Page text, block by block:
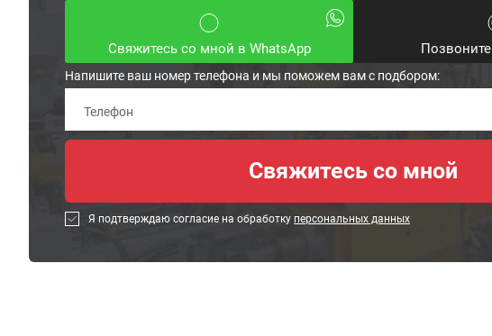
Свяжитесь со мной в WhatsApp
Напишите ваш номер телефона и мы поможем вам с подбором:
Я подтверждаю согласие на обработку персональных данных